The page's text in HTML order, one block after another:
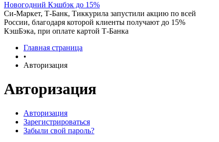
Новогодний Кэшбэк до 15%
Си-Маркет, Т-Банк, Тиккурила запустили акцию по всей
России, благодаря которой клиенты получают до 15%
КэшБэка, при оплате картой Т-Банка
Главная страница
•
Авторизация
Авторизация
Авторизация
Зарегистрироваться
Забыли свой пароль?